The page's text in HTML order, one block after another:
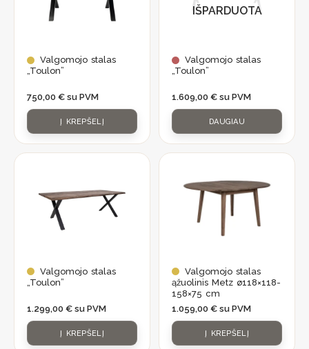
Valgomojo stalas
„Toulon”
750,00 € su PVM
Į KREPŠELĮ
IŠPARDUOTA
Valgomojo stalas
„Toulon”
1.609,00 € su PVM
DAUGIAU
Valgomojo stalas
„Toulon”
1.299,00 € su PVM
Į KREPŠELĮ
Valgomojo stalas
ąžuolinis Metz ø118×118-
158×75 cm
1.059,00 € su PVM
Į KREPŠELĮ